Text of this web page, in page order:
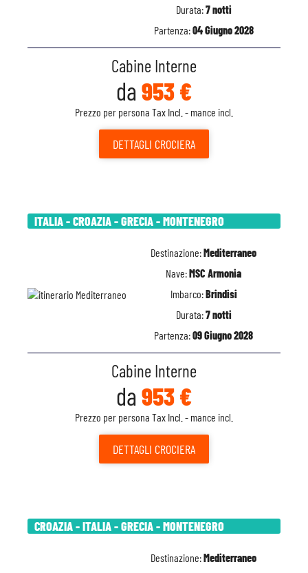
Durata:7 notti
Partenza:04 Giugno 2028
Cabine Interne
da 953 €
Prezzo per persona Tax Incl. - mance incl.
DETTAGLI CROCIERA
ITALIA - CROAZIA - GRECIA - MONTENEGRO
Destinazione:Mediterraneo
Nave:MSC Armonia
Imbarco:Brindisi
Durata:7 notti
Partenza:09 Giugno 2028
Cabine Interne
da 953 €
Prezzo per persona Tax Incl. - mance incl.
DETTAGLI CROCIERA
CROAZIA - ITALIA - GRECIA - MONTENEGRO
Destinazione:Mediterraneo